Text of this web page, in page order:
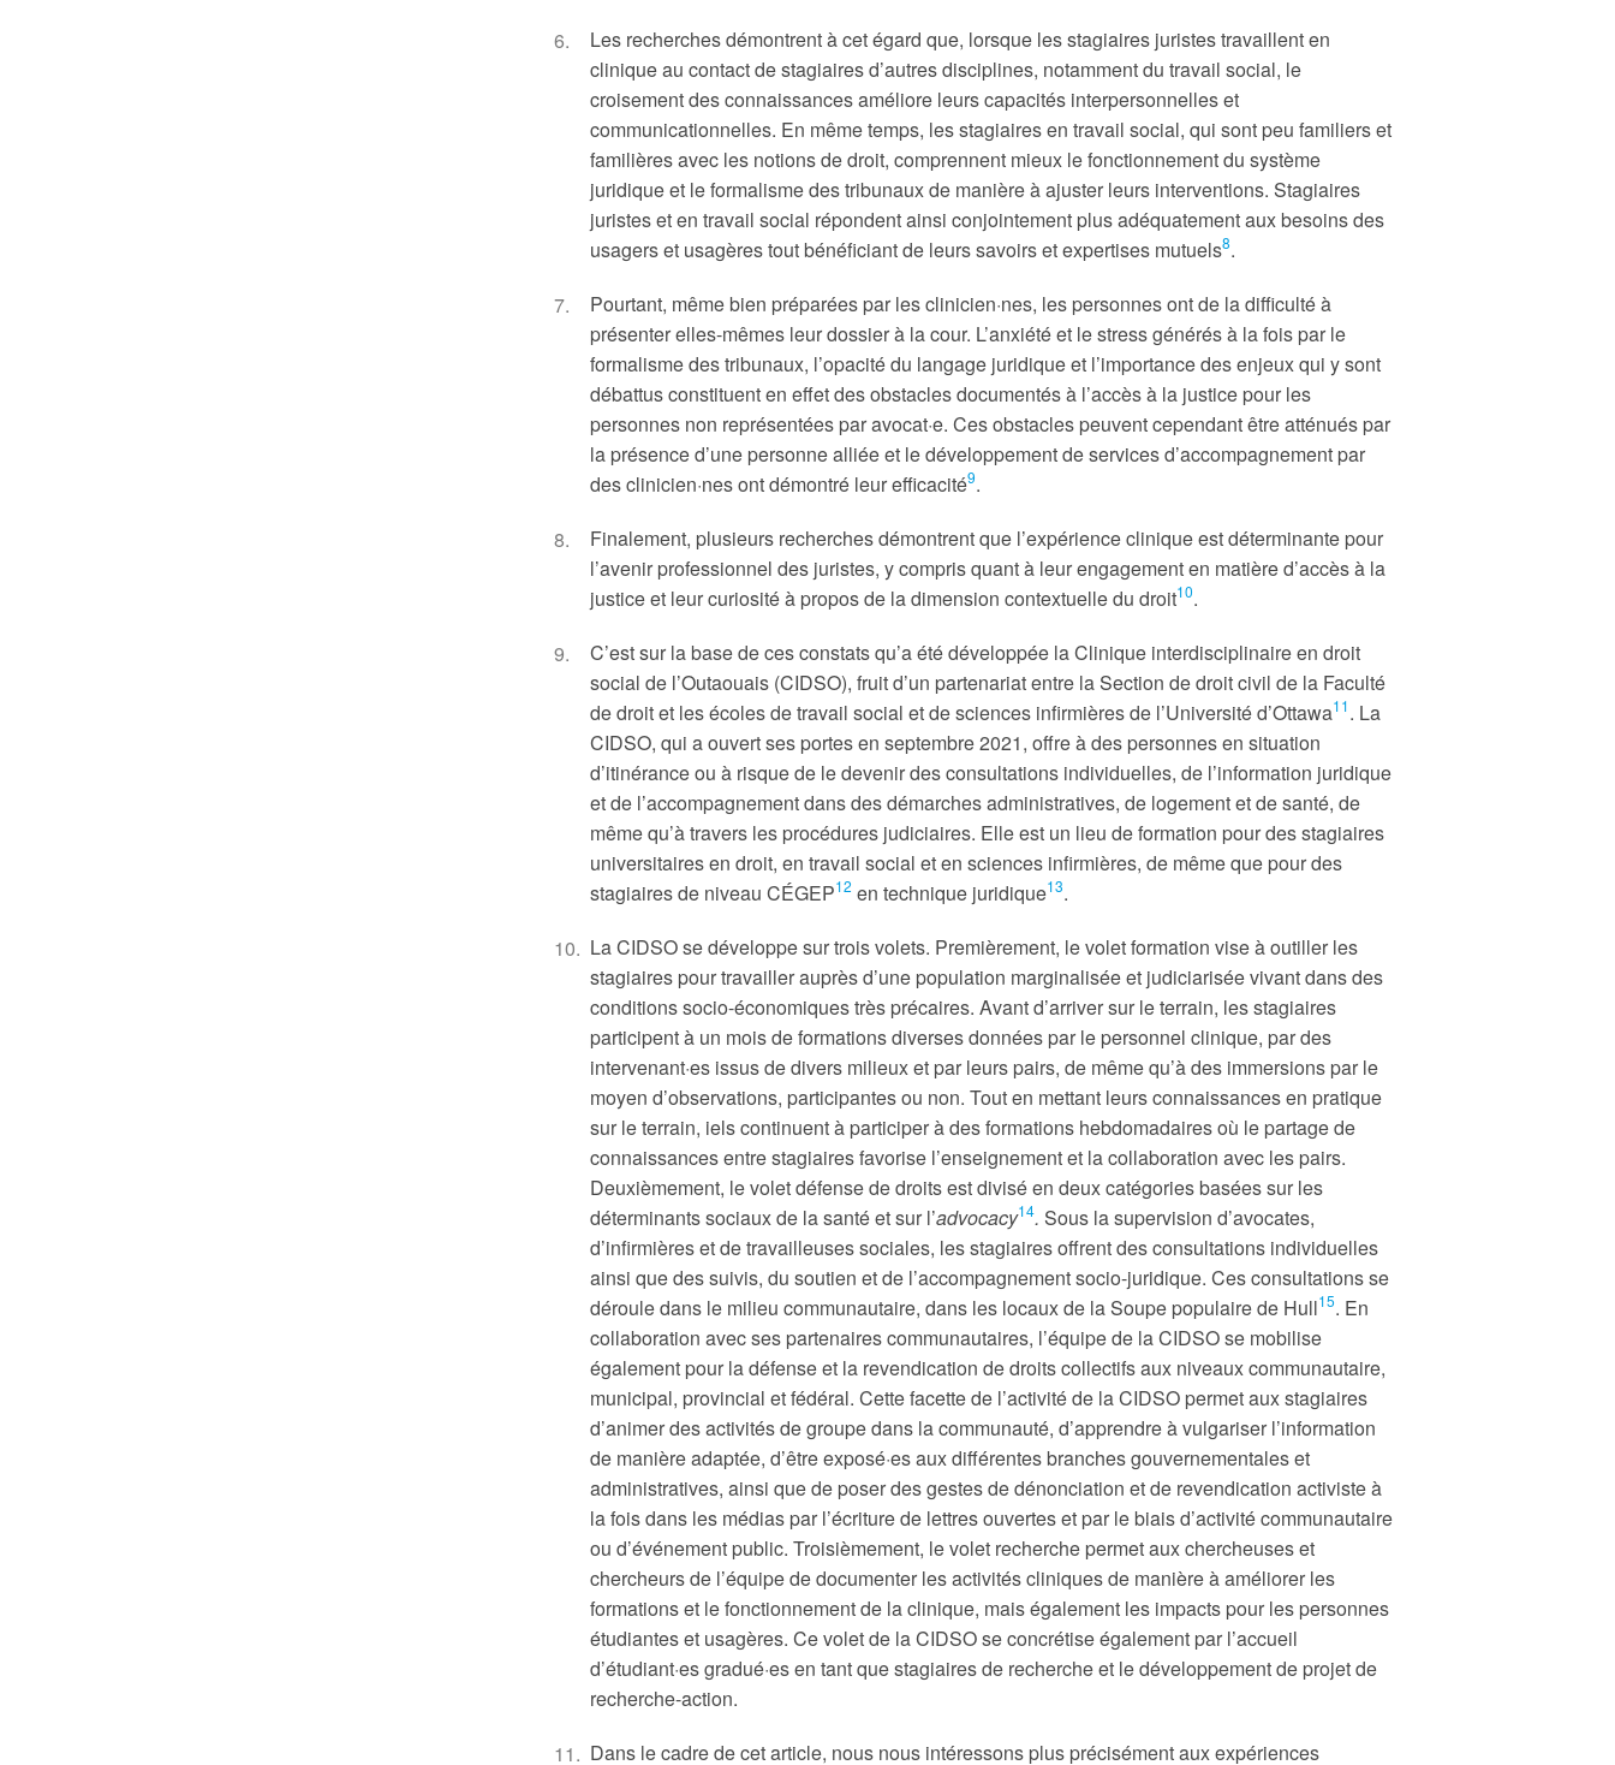
Les recherches démontrent à cet égard que, lorsque les stagiaires juristes travaillent en
clinique au contact de stagiaires d’autres disciplines, notamment du travail social, le
croisement des connaissances améliore leurs capacités interpersonnelles et
communicationnelles. En même temps, les stagiaires en travail social, qui sont peu familiers et
familières avec les notions de droit, comprennent mieux le fonctionnement du système
juridique et le formalisme des tribunaux de manière à ajuster leurs interventions. Stagiaires
juristes et en travail social répondent ainsi conjointement plus adéquatement aux besoins des
usagers et usagères tout bénéficiant de leurs savoirs et expertises mutuels8.
Pourtant, même bien préparées par les clinicien·nes, les personnes ont de la difficulté à
présenter elles-mêmes leur dossier à la cour. L’anxiété et le stress générés à la fois par le
formalisme des tribunaux, l’opacité du langage juridique et l’importance des enjeux qui y sont
débattus constituent en effet des obstacles documentés à l’accès à la justice pour les
personnes non représentées par avocat·e. Ces obstacles peuvent cependant être atténués par
la présence d’une personne alliée et le développement de services d’accompagnement par
des clinicien·nes ont démontré leur efficacité9.
Finalement, plusieurs recherches démontrent que l’expérience clinique est déterminante pour
l’avenir professionnel des juristes, y compris quant à leur engagement en matière d’accès à la
justice et leur curiosité à propos de la dimension contextuelle du droit10.
C’est sur la base de ces constats qu’a été développée la Clinique interdisciplinaire en droit
social de l’Outaouais (CIDSO), fruit d’un partenariat entre la Section de droit civil de la Faculté
de droit et les écoles de travail social et de sciences infirmières de l’Université d’Ottawa11. La
CIDSO, qui a ouvert ses portes en septembre 2021, offre à des personnes en situation
d’itinérance ou à risque de le devenir des consultations individuelles, de l’information juridique
et de l’accompagnement dans des démarches administratives, de logement et de santé, de
même qu’à travers les procédures judiciaires. Elle est un lieu de formation pour des stagiaires
universitaires en droit, en travail social et en sciences infirmières, de même que pour des
stagiaires de niveau CÉGEP12 en technique juridique13.
La CIDSO se développe sur trois volets. Premièrement, le volet formation vise à outiller les
stagiaires pour travailler auprès d’une population marginalisée et judiciarisée vivant dans des
conditions socio-économiques très précaires. Avant d’arriver sur le terrain, les stagiaires
participent à un mois de formations diverses données par le personnel clinique, par des
intervenant·es issus de divers milieux et par leurs pairs, de même qu’à des immersions par le
moyen d’observations, participantes ou non. Tout en mettant leurs connaissances en pratique
sur le terrain, iels continuent à participer à des formations hebdomadaires où le partage de
connaissances entre stagiaires favorise l’enseignement et la collaboration avec les pairs.
Deuxièmement, le volet défense de droits est divisé en deux catégories basées sur les
déterminants sociaux de la santé et sur l’advocacy14. Sous la supervision d’avocates,
d’infirmières et de travailleuses sociales, les stagiaires offrent des consultations individuelles
ainsi que des suivis, du soutien et de l’accompagnement socio-juridique. Ces consultations se
déroule dans le milieu communautaire, dans les locaux de la Soupe populaire de Hull15. En
collaboration avec ses partenaires communautaires, l’équipe de la CIDSO se mobilise
également pour la défense et la revendication de droits collectifs aux niveaux communautaire,
municipal, provincial et fédéral. Cette facette de l’activité de la CIDSO permet aux stagiaires
d’animer des activités de groupe dans la communauté, d’apprendre à vulgariser l’information
de manière adaptée, d’être exposé·es aux différentes branches gouvernementales et
administratives, ainsi que de poser des gestes de dénonciation et de revendication activiste à
la fois dans les médias par l’écriture de lettres ouvertes et par le biais d’activité communautaire
ou d’événement public. Troisièmement, le volet recherche permet aux chercheuses et
chercheurs de l’équipe de documenter les activités cliniques de manière à améliorer les
formations et le fonctionnement de la clinique, mais également les impacts pour les personnes
étudiantes et usagères. Ce volet de la CIDSO se concrétise également par l’accueil
d’étudiant·es gradué·es en tant que stagiaires de recherche et le développement de projet de
recherche-action.
Dans le cadre de cet article, nous nous intéressons plus précisément aux expériences